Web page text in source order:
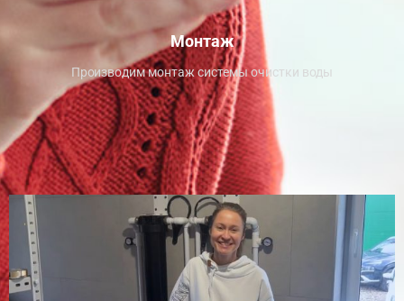
Монтаж
Производим монтаж системы очистки воды